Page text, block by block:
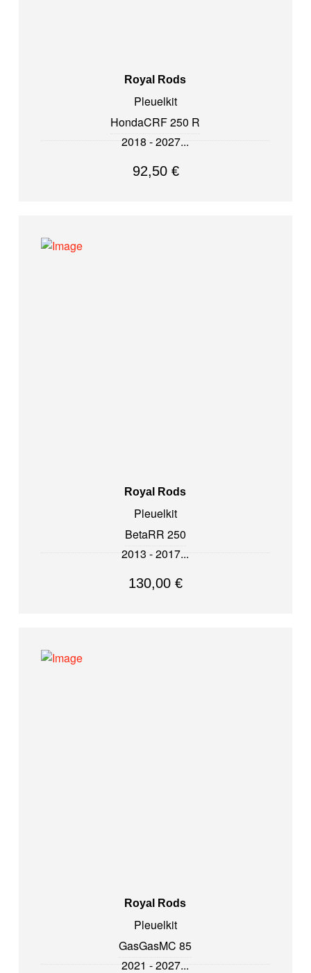
Royal Rods
Pleuelkit
HondaCRF 250 R
2018 - 2027
92,50 €
Royal Rods
Pleuelkit
BetaRR 250
2013 - 2017
130,00 €
Royal Rods
Pleuelkit
GasGasMC 85
2021 - 2027